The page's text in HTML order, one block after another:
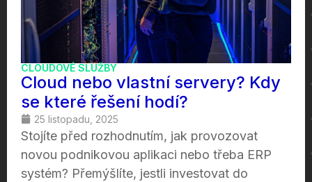
CLOUDOVÉ SLUŽBY
Cloud nebo vlastní servery? Kdy
se které řešení hodí?
25 listopadu, 2025
Stojíte před rozhodnutím, jak provozovat
novou podnikovou aplikaci nebo třeba ERP
systém? Přemýšlíte, jestli investovat do